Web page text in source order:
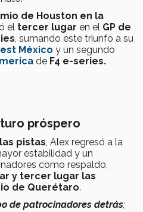
de Houston en la
el tercer lugar en el GP de
, sumando este triunfo a su
México y un segundo
de F4 e-series.
próspero
pistas, Alex regresó a la
estabilidad y un
como respaldo,
y tercer lugar las
de Querétaro.
de patrocinadores detrás;